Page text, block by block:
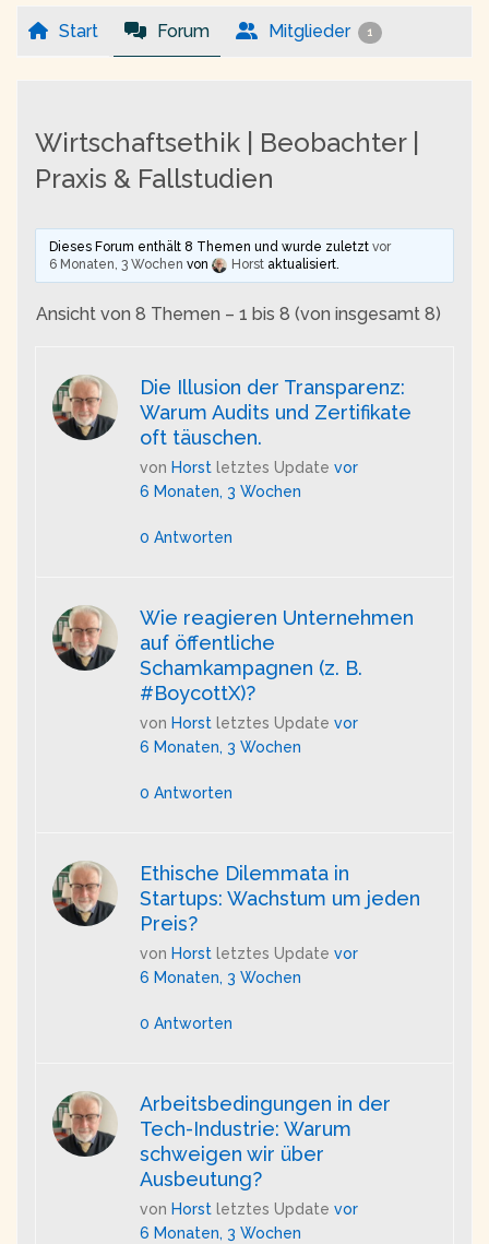
Start Forum Mitglieder 1
Wirtschaftsethik | Beobachter |
Praxis & Fallstudien
Dieses Forum enthält 8 Themen und wurde zuletzt vor
6 Monaten, 3 Wochen von Horstaktualisiert.
Ansicht von 8 Themen – 1 bis 8 (von insgesamt 8)
Die Illusion der Transparenz:
Warum Audits und Zertifikate
oft täuschen.
von Horst letztes Update vor
6 Monaten, 3 Wochen
0 Antworten
Wie reagieren Unternehmen
auf öffentliche
Schamkampagnen (z. B.
#BoycottX)?
von Horst letztes Update vor
6 Monaten, 3 Wochen
0 Antworten
Ethische Dilemmata in
Startups: Wachstum um jeden
Preis?
von Horst letztes Update vor
6 Monaten, 3 Wochen
0 Antworten
Arbeitsbedingungen in der
Tech-Industrie: Warum
schweigen wir über
Ausbeutung?
von Horst letztes Update vor
6 Monaten, 3 Wochen